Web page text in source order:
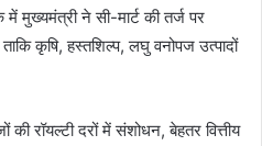
मुख्यमंत्री ने सी-मार्ट की तर्ज पर
कृषि, हस्तशिल्प, लघु वनोपज उत्पादों
रॉयल्टी दरों में संशोधन, बेहतर वित्तीय